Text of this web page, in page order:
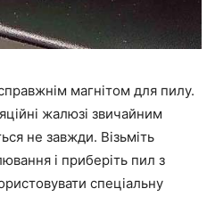
магнітом для пилу.
жалюзі звичайним
не завжди. Візьміть
і приберіть пил з
спеціальну